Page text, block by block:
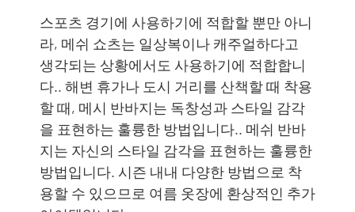
스포츠 경기에 사용하기에 적합할 뿐만 아니
라, 메쉬 쇼츠는 일상복이나 캐주얼하다고
생각되는 상황에서도 사용하기에 적합합니
다.. 해변 휴가나 도시 거리를 산책할 때 착용
할 때, 메시 반바지는 독창성과 스타일 감각
을 표현하는 훌륭한 방법입니다.. 메쉬 반바
지는 자신의 스타일 감각을 표현하는 훌륭한
방법입니다. 시즌 내내 다양한 ​​방법으로 착
용할 수 있으므로 여름 옷장에 환상적인 추가